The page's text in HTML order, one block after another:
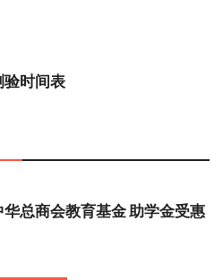
验时间表
总商会教育基金 助学金受惠